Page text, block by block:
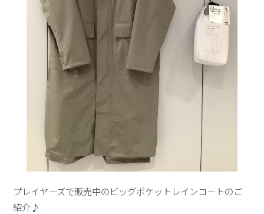
プレイヤーズで販売中のビッグポケットレインコートのご
紹介♪